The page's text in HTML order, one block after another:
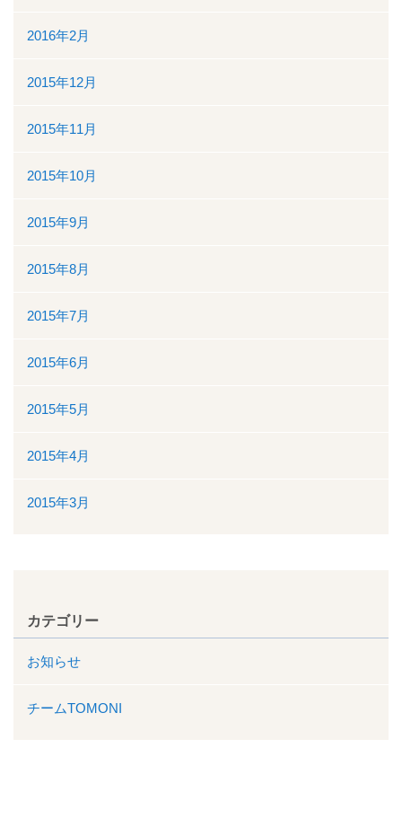
2016年2月
2015年12月
2015年11月
2015年10月
2015年9月
2015年8月
2015年7月
2015年6月
2015年5月
2015年4月
2015年3月
カテゴリー
お知らせ
チームTOMONI